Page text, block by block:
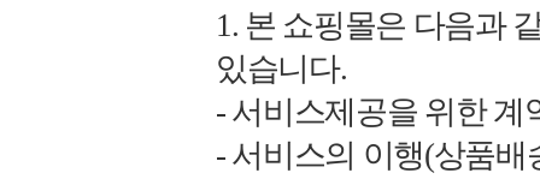
1. 본 쇼핑몰은 다음과
있습니다.
- 서비스제공을 위한 계
- 서비스의 이행(상품배